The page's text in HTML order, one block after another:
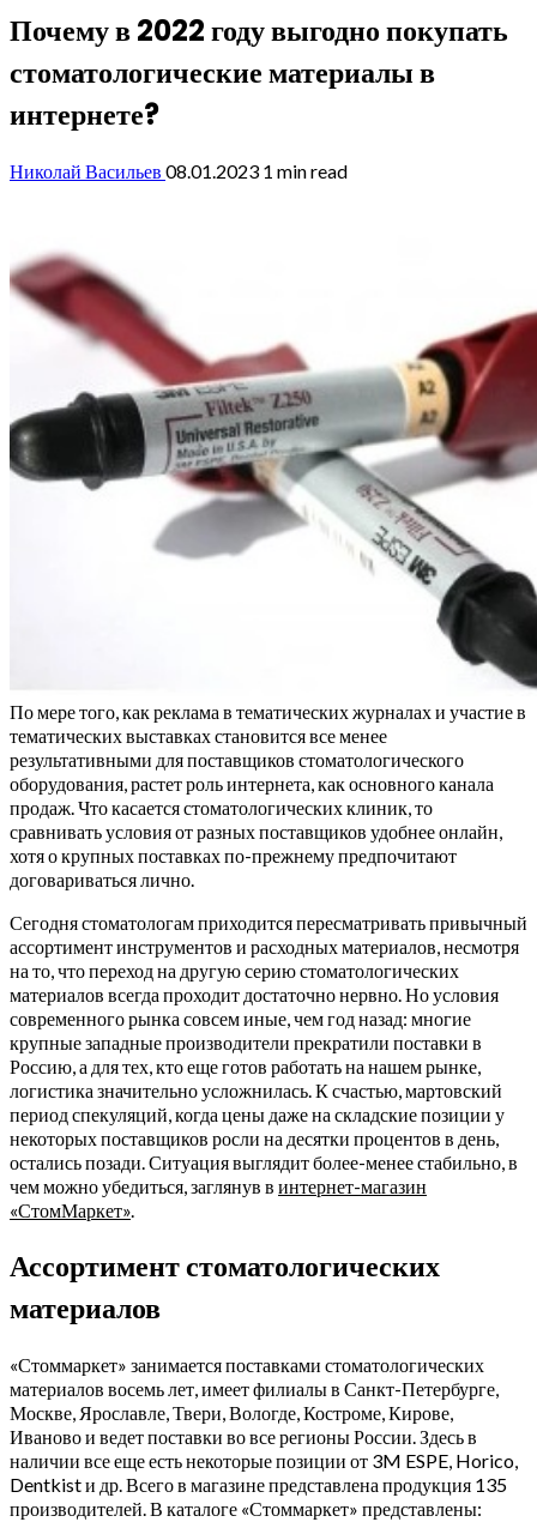
Почему в 2022 году выгодно покупать
стоматологические материалы в
интернете?
Николай Васильев 08.01.2023 1 min read
По мере того, как реклама в тематических журналах и участие в
тематических выставках становится все менее
результативными для поставщиков стоматологического
оборудования, растет роль интернета, как основного канала
продаж. Что касается стоматологических клиник, то
сравнивать условия от разных поставщиков удобнее онлайн,
хотя о крупных поставках по-прежнему предпочитают
договариваться лично.
Сегодня стоматологам приходится пересматривать привычный
ассортимент инструментов и расходных материалов, несмотря
на то, что переход на другую серию стоматологических
материалов всегда проходит достаточно нервно. Но условия
современного рынка совсем иные, чем год назад: многие
крупные западные производители прекратили поставки в
Россию, а для тех, кто еще готов работать на нашем рынке,
логистика значительно усложнилась. К счастью, мартовский
период спекуляций, когда цены даже на складские позиции у
некоторых поставщиков росли на десятки процентов в день,
остались позади. Ситуация выглядит более-менее стабильно, в
чем можно убедиться, заглянув в интернет-магазин
«СтомМаркет»
Ассортимент стоматологических
материалов
«Стоммаркет» занимается поставками стоматологических
материалов восемь лет, имеет филиалы в Санкт-Петербурге,
Москве, Ярославле, Твери, Вологде, Костроме, Кирове,
Иваново и ведет поставки во все регионы России. Здесь в
наличии все еще есть некоторые позиции от 3M ESPE, Horico,
Dentkist и др. Всего в магазине представлена продукция 135
производителей. В каталоге «Стоммаркет» представлены: